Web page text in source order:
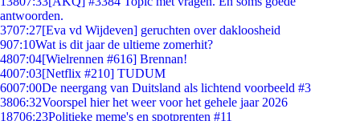
antwoorden.
3707:27[Eva vd Wijdeven] geruchten over dakloosheid
907:10Wat is dit jaar de ultieme zomerhit?
4807:04[Wielrennen #616] Brennan!
4007:03[Netflix #210] TUDUM
6007:00De neergang van Duitsland als lichtend voorbeeld #3
3806:32Voorspel hier het weer voor het gehele jaar 2026
18706:23Politieke meme's en spotprenten #11